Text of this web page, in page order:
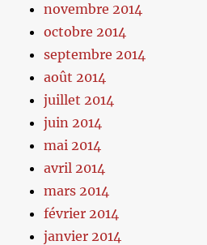
novembre 2014
octobre 2014
septembre 2014
août 2014
juillet 2014
juin 2014
mai 2014
avril 2014
mars 2014
février 2014
janvier 2014